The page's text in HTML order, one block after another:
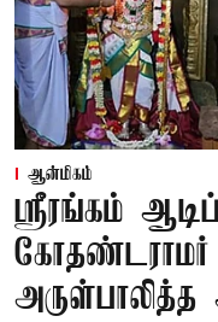
ஆன்மிகம்
ஸ்ரீரங்கம்
கோதண்டராமர்